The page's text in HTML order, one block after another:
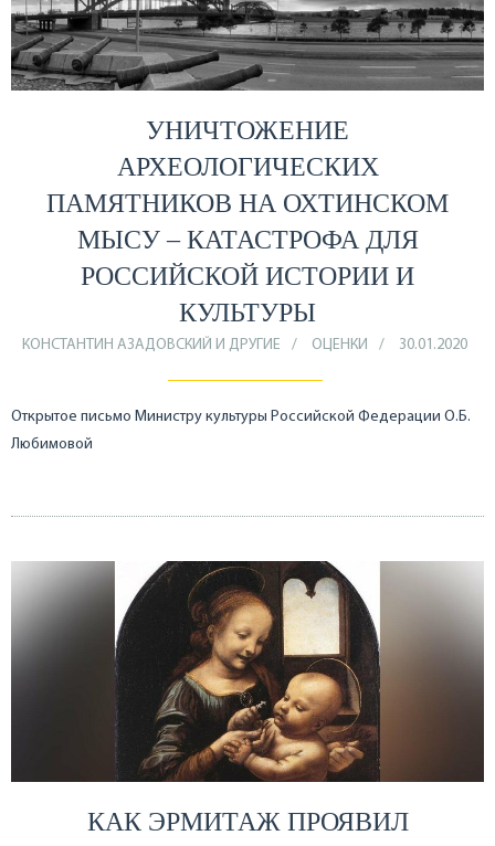
УНИЧТОЖЕНИЕ
АРХЕОЛОГИЧЕСКИХ
ПАМЯТНИКОВ НА ОХТИНСКОМ
МЫСУ – КАТАСТРОФА ДЛЯ
РОССИЙСКОЙ ИСТОРИИ И
КУЛЬТУРЫ
КОНСТАНТИН АЗАДОВСКИЙ И ДРУГИЕ ОЦЕНКИ 30.01.2020
Открытое письмо Министру культуры Российской Федерации О.Б.
Любимовой
КАК ЭРМИТАЖ ПРОЯВИЛ